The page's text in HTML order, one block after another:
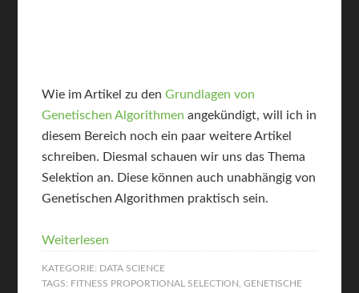
Wie im Artikel zu denGrundlagen von
Genetischen Algorithmen angekündigt, will ich in
diesem Bereich noch ein paar weitere Artikel
schreiben. Diesmal schauen wir uns das Thema
Selektion an. Diese können auch unabhängig von
Genetischen Algorithmen praktisch sein.
Weiterlesen
KATEGORIE: DATA SCIENCE
TAGS: FITNESS PROPORTIONAL SELECTION ,GENETISCHE